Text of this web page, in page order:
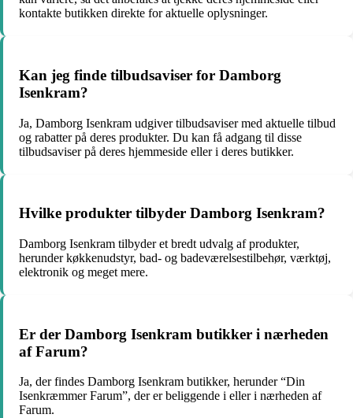
kontakte butikken direkte for aktuelle oplysninger.
Kan jeg finde tilbudsaviser for Damborg
Isenkram?
Ja, Damborg Isenkram udgiver tilbudsaviser med aktuelle tilbud
og rabatter på deres produkter. Du kan få adgang til disse
tilbudsaviser på deres hjemmeside eller i deres butikker.
Hvilke produkter tilbyder Damborg Isenkram?
Damborg Isenkram tilbyder et bredt udvalg af produkter,
herunder køkkenudstyr, bad- og badeværelsestilbehør, værktøj,
elektronik og meget mere.
Er der Damborg Isenkram butikker i nærheden
af Farum?
Ja, der findes Damborg Isenkram butikker, herunder “Din
Isenkræmmer Farum”, der er beliggende i eller i nærheden af
Farum.